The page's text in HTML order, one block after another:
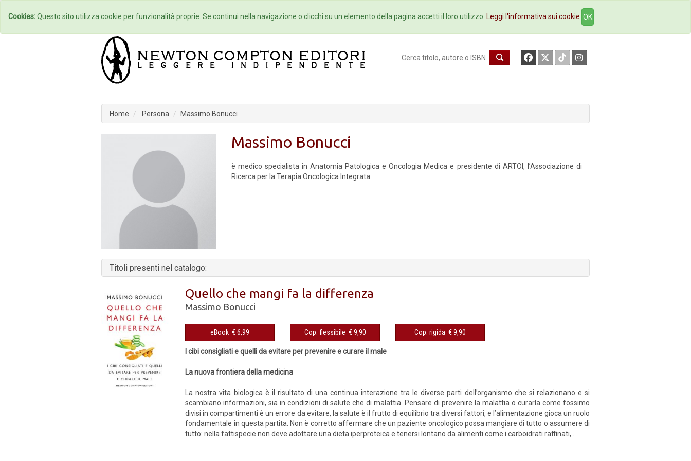
Home Autori Eventi Collane Newsletter Ebookstore Contatti
Home Persona Massimo Bonucci
Massimo Bonucci
è medico specialista in Anatomia Patologica e Oncologia Medica e presidente di ARTOI, l’Associazione di
Ricerca per la Terapia Oncologica Integrata.
Titoli presenti nel catalogo:
Quello che mangi fa la differenza
Massimo Bonucci
eBook € 6,99 Cop. flessibile € 9,90 Cop. rigida € 9,90
I cibi consigliati e quelli da evitare per prevenire e curare il male
La nuova frontiera della medicina
La nostra vita biologica è il risultato di una continua interazione tra le diverse parti dell’organismo che si relazionano e si
scambiano informazioni, sia in condizioni di salute che di malattia. Pensare di prevenire la malattia o curarla come fossimo
divisi in compartimenti è un errore da evitare, la salute è il frutto di equilibrio tra diversi fattori, e l’alimentazione gioca un ruolo
fondamentale in questa partita. Non è corretto affermare che un paziente oncologico possa mangiare di tutto o assumere di
tutto: nella fattispecie non deve adottare una dieta iperproteica e tenersi lontano da alimenti come i carboidrati raffinati,...
Cookies:Questo sito utilizza cookie per funzionalità proprie. Se continui nella navigazione o clicchi su un elemento della pagina accetti il loro utilizzo. Leggi l'informativa sui cookie OK